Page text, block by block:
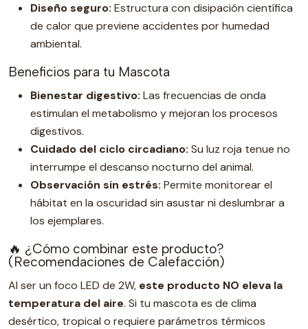
Diseño seguro: Estructura con disipación científica
de calor que previene accidentes por humedad
ambiental.
Beneficios para tu Mascota
Bienestar digestivo: Las frecuencias de onda
estimulan el metabolismo y mejoran los procesos
digestivos.
Cuidado del ciclo circadiano: Su luz roja tenue no
interrumpe el descanso nocturno del animal.
Observación sin estrés: Permite monitorear el
hábitat en la oscuridad sin asustar ni deslumbrar a
los ejemplares.
🔥 ¿Cómo combinar este producto?
(Recomendaciones de Calefacción)
Al ser un foco LED de 2W, este producto NO eleva la
temperatura del aire. Si tu mascota es de clima
desértico, tropical o requiere parámetros térmicos